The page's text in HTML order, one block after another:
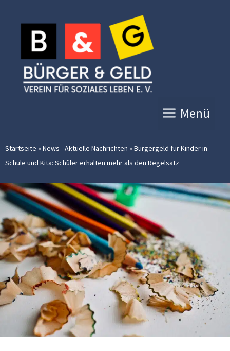
Inhalt
springen
Menü
Startseite » News - Aktuelle Nachrichten » Bürgergeld für Kinder in
Schule und Kita: Schüler erhalten mehr als den Regelsatz